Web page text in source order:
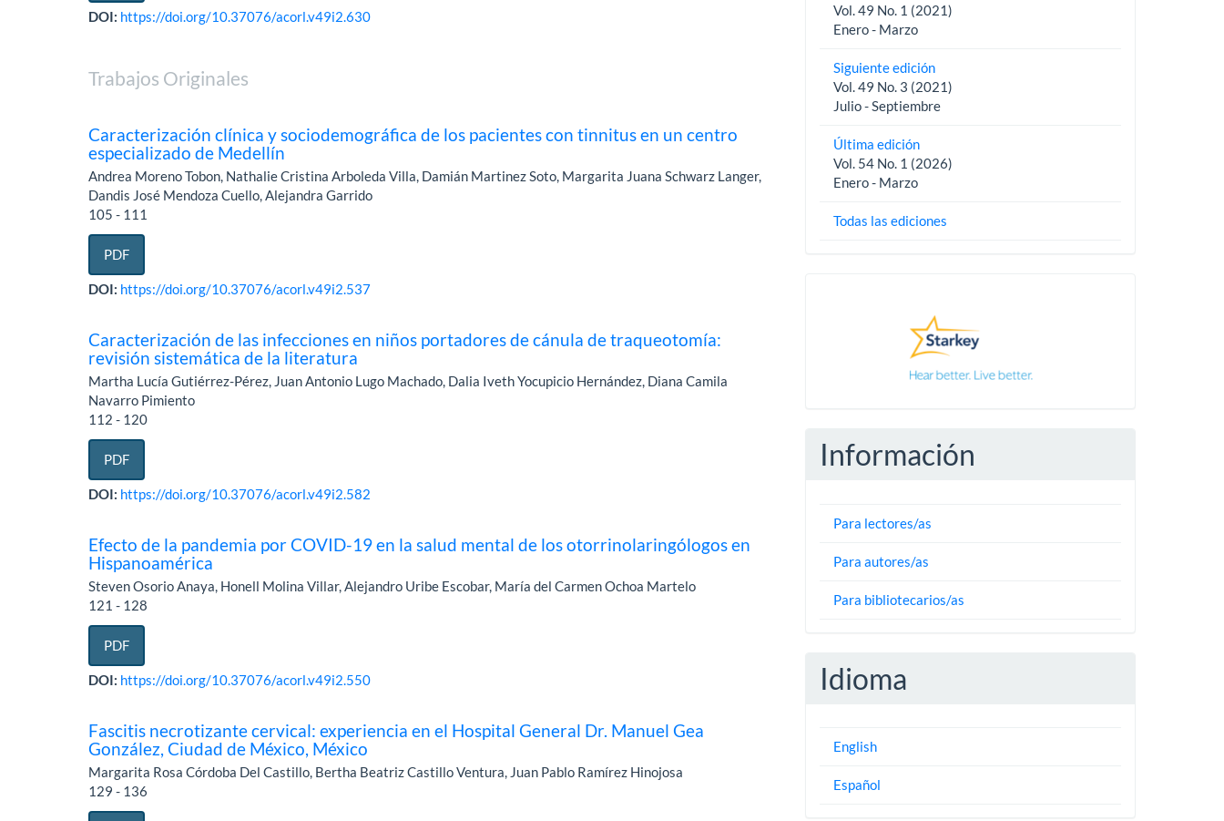
DOI: https://doi.org/10.37076/acorl.v49i2.630
Trabajos Originales
Caracterización clínica y sociodemográfica de los pacientes con tinnitus en un centro
especializado de Medellín
Andrea Moreno Tobon, Nathalie Cristina Arboleda Villa, Damián Martinez Soto, Margarita Juana Schwarz Langer,
Dandis José Mendoza Cuello, Alejandra Garrido
105 - 111
PDF
DOI: https://doi.org/10.37076/acorl.v49i2.537
Caracterización de las infecciones en niños portadores de cánula de traqueotomía:
revisión sistemática de la literatura
Martha Lucía Gutiérrez-Pérez, Juan Antonio Lugo Machado, Dalia Iveth Yocupicio Hernández, Diana Camila
Navarro Pimiento
112 - 120
PDF
DOI: https://doi.org/10.37076/acorl.v49i2.582
Efecto de la pandemia por COVID-19 en la salud mental de los otorrinolaringólogos en
Hispanoamérica
Steven Osorio Anaya, Honell Molina Villar, Alejandro Uribe Escobar, María del Carmen Ochoa Martelo
121 - 128
PDF
DOI: https://doi.org/10.37076/acorl.v49i2.550
Fascitis necrotizante cervical: experiencia en el Hospital General Dr. Manuel Gea
González, Ciudad de México, México
Margarita Rosa Córdoba Del Castillo, Bertha Beatriz Castillo Ventura, Juan Pablo Ramírez Hinojosa
129 - 136
Vol. 49 No. 1 (2021)
Enero - Marzo
Siguiente edición
Vol. 49 No. 3 (2021)
Julio - Septiembre
Última edición
Vol. 54 No. 1 (2026)
Enero - Marzo
Todas las ediciones
Información
Para lectores/as
Para autores/as
Para bibliotecarios/as
Idioma
English
Español